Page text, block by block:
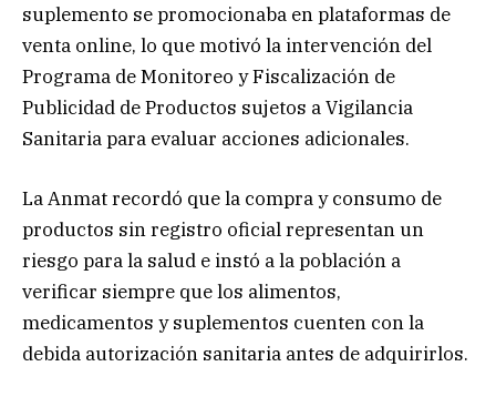
suplemento se promocionaba en plataformas de
venta online, lo que motivó la intervención del
Programa de Monitoreo y Fiscalización de
Publicidad de Productos sujetos a Vigilancia
Sanitaria para evaluar acciones adicionales.
La Anmat recordó que la compra y consumo de
productos sin registro oficial representan un
riesgo para la salud e instó a la población a
verificar siempre que los alimentos,
medicamentos y suplementos cuenten con la
debida autorización sanitaria antes de adquirirlos.